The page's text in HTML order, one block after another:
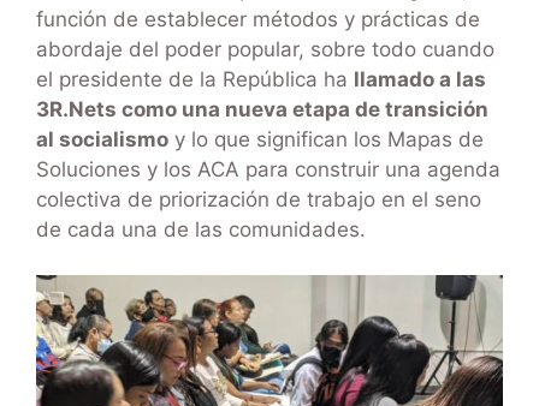
función de establecer métodos y prácticas de
abordaje del poder popular, sobre todo cuando
el presidente de la República ha llamado a las
3R.Nets como una nueva etapa de transición
al socialismo y lo que significan los Mapas de
Soluciones y los ACA para construir una agenda
colectiva de priorización de trabajo en el seno
de cada una de las comunidades.